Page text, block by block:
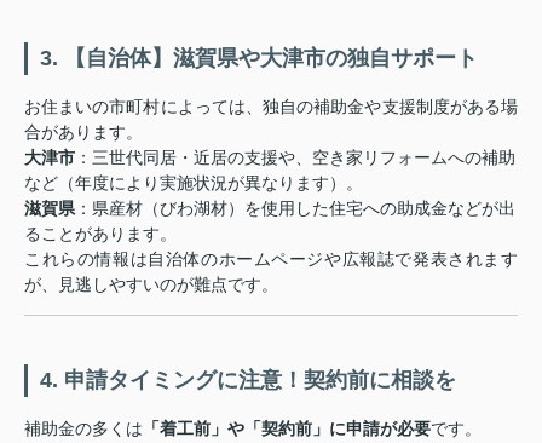
3. 【自治体】滋賀県や大津市の独自サポート
お住まいの市町村によっては、独自の補助金や支援制度がある場
合があります。
大津市 ：三世代同居・近居の支援や、空き家リフォームへの補助
など（年度により実施状況が異なります）。
滋賀県：県産材（びわ湖材）を使用した住宅への助成金などが出
ることがあります。
これらの情報は自治体のホームページや広報誌で発表されます
が、見逃しやすいのが難点です。
4. 申請タイミングに注意！契約前に相談を
補助金の多くは 「着工前」や「契約前」に申請が必要です。